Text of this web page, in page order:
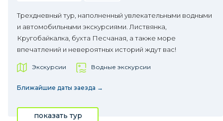
Трехдневный тур, наполненный увлекательными водными
и автомобильными экскурсиями. Листвянка,
Кругобайкалка, бухта Песчаная, а также море
впечатлений и невероятных историй ждут вас!
Экскурсии Водные экскурсии
Ближайшие даты заезда →
показать тур